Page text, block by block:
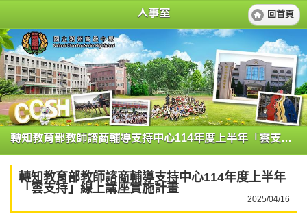
人事室 回首頁
轉知教育部教師諮商輔導支持中心114年度上半年「雲支持」線上講座實施計畫
轉知教育部教師諮商輔導支持中心114年度上半年
「雲支持」線上講座實施計畫
2025/04/16